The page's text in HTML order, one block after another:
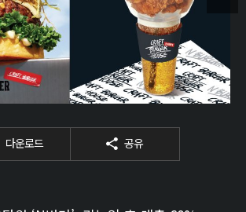
다운로드 공유